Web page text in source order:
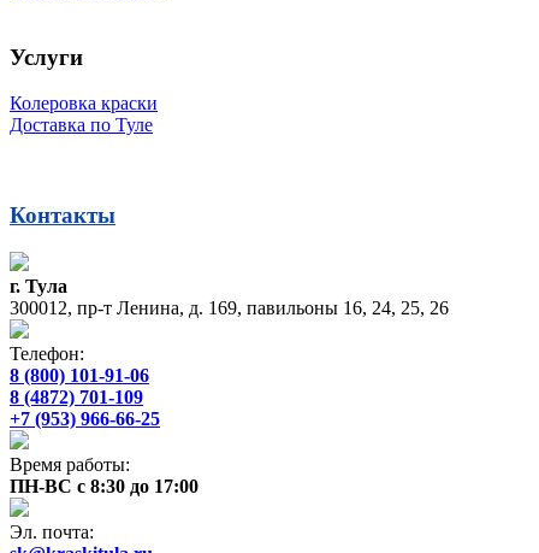
Услуги
Колеровка краски
Доставка по Туле
Контакты
г. Тула
300012, пр-т Ленина, д. 169, павильоны 16, 24, 25, 26
Телефон:
8 (800) 101-91-06
8 (4872) 701-109
+7 (953) 966-66-25
Время работы:
ПН-ВС с 8:30 до 17:00
Эл. почта: